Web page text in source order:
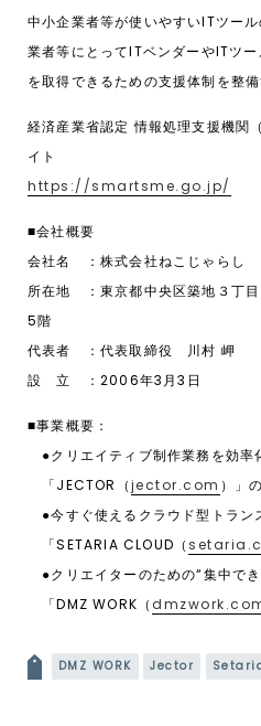
中小企業者等が使いやすいITツー
業者等にとってITベンダーやITツ
を取得できるための支援体制を整備
経済産業省認定 情報処理支援機
イト
https://smartsme.go.jp/
■会社概要
会社名 ：株式会社ねこじゃらし
所在地 ：東京都中央区築地３丁
5階
代表者 ：代表取締役 川村 岬
設 ⽴ ：2006年3⽉3⽇
■事業概要：
●クリエイティブ制作業務を効率
「JECTOR（jector.com ）」
●今すぐ使えるクラウド型トラン
「SETARIA CLOUD（
●クリエイターのための“集中で
「DMZ WORK（
投稿ナビゲー
DMZ WORK Jector